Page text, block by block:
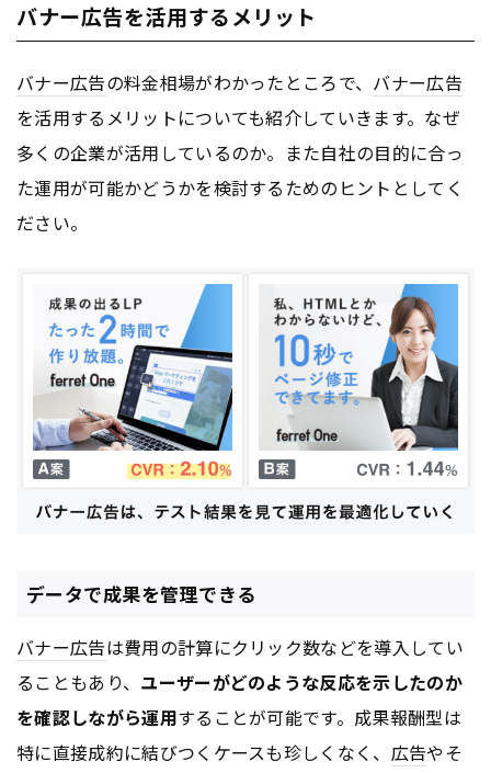
バナー広告を活用するメリット
バナー広告の料金相場がわかったところで、 バナー広告
を活用するメリットについても紹介していきます。なぜ
多くの企業が活用しているのか。また自社の目的に合っ
た運用が可能かどうかを検討するためのヒントとしてく
ださい。
データで成果を管理できる
バナー広告は費用の計算にクリック数などを導入してい
ることもあり、 ユーザーがどのような反応を示したのか
を確認しながら運用することが可能です。成果報酬型は
特に直接成約に結びつくケースも珍しくなく、 広告やそ